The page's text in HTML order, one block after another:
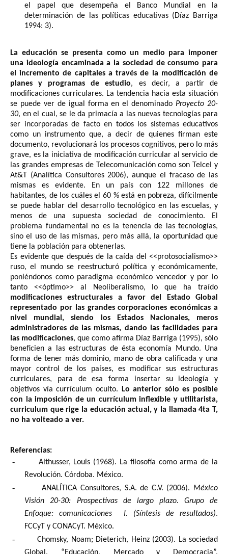
el papel que desempeña el Banco Mundial en la
determinación de las políticas educativas (Díaz Barriga
1994: 3).
La educación se presenta como un medio para imponer
una ideología encaminada a la sociedad de consumo para
el incremento de capitales a través de la modificación de
planes y programas de estudio, es decir, a partir de
modificaciones curriculares. La tendencia hacia esta situación
se puede ver de igual forma en el denominadoProyecto 20-
30, en el cual, se le da primacía a las nuevas tecnologías para
ser incorporadas de facto en todos los sistemas educativos
como un instrumento que, a decir de quienes firman este
documento, revolucionará los procesos cognitivos, pero lo más
grave, es la iniciativa de modificación curricular al servicio de
las grandes empresas de Telecomunicación como son Telcel y
At&T (Analítica Consultores 2006), aunque el fracaso de las
mismas es evidente. En un país con 122 millones de
habitantes, de los cuáles el 60 % está en pobreza, difícilmente
se puede hablar del desarrollo tecnológico en las escuelas, y
menos de una supuesta sociedad de conocimiento. El
problema fundamental no es la tenencia de las tecnologías,
sino el uso de las mismas, pero más allá, la oportunidad que
tiene la población para obtenerlas.
Es evidente que después de la caída del ˂˂protosocialismo˃˃
ruso, el mundo se reestructuró política y económicamente,
poniéndonos como paradigma económico vencedor y por lo
tanto ˂˂óptimo˃˃ al Neoliberalismo, lo que ha traído
modificaciones estructurales a favor del Estado Global
representado por las grandes corporaciones económicas a
nivel mundial, siendo los Estados Nacionales, meros
administradores de las mismas, dando las facilidades para
las modificaciones, que como afirma Díaz Barriga (1995), sólo
beneficien a las estructuras de ésta economía Mundo. Una
forma de tener más dominio, mano de obra calificada y una
mayor control de los países, es modificar sus estructuras
curriculares, para de esa forma insertar su ideología y
objetivos vía currículum oculto. Lo anterior sólo es posible
con la imposición de un currículum inflexible y utilitarista,
curriculum que rige la educación actual, y la llamada 4ta T,
no ha volteado a ver.
Referencias:
-
Althusser, Louis (1968). La filosofía como arma de la
Revolución. Córdoba. México.
- ANALÍTICA Consultores, S.A. de C.V. (2006).México
Visión 20-30: Prospectivas de largo plazo. Grupo de
Enfoque: comunicaciones I. (Síntesis de resultados).
FCCyT y CONACyT. México.
-
Chomsky, Noam; Dieterich, Heinz (2003). La sociedad